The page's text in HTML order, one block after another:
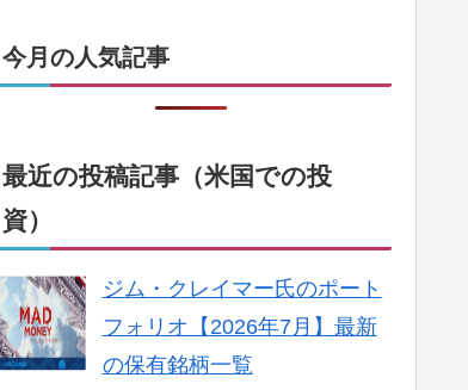
今月の人気記事
最近の投稿記事（米国での投
資）
ジム・クレイマー氏のポート
フォリオ【2026年7月】最新
の保有銘柄一覧